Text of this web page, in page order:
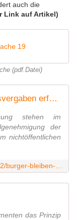
auch die
Link auf Artikel)
19
(pdf.Datei)
Bürger bleiben außen vor - Auftragsvergaben erfolgen in der Gemeinde Veitshöchheim nur noch hinter verschlossenen Türen - Veitshöchheim News
stehen im
der
nichtöffentlichen
das Prinzip